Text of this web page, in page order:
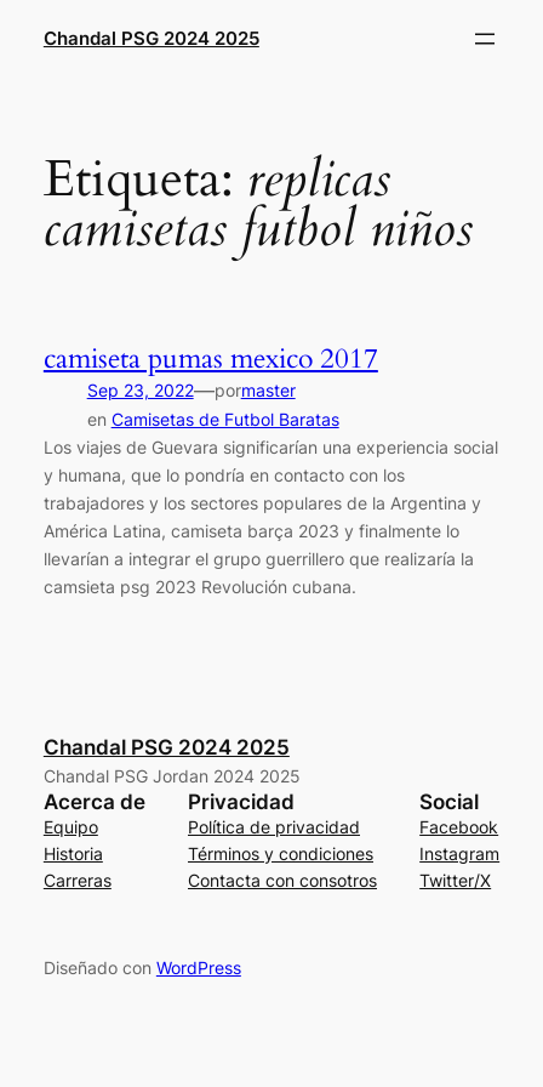
Chandal PSG 2024 2025
Etiqueta: replicas
camisetas futbol niños
camiseta pumas mexico 2017
Sep 23, 2022—pormaster
en Camisetas de Futbol Baratas
Los viajes de Guevara significarían una experiencia social
y humana, que lo pondría en contacto con los
trabajadores y los sectores populares de la Argentina y
América Latina, camiseta barça 2023 y finalmente lo
llevarían a integrar el grupo guerrillero que realizaría la
camsieta psg 2023 Revolución cubana.
Chandal PSG 2024 2025
Chandal PSG Jordan 2024 2025
Acerca de
Equipo
Historia
Carreras
Privacidad
Política de privacidad
Términos y condiciones
Contacta con consotros
Social
Facebook
Instagram
Twitter/X
Diseñado con WordPress